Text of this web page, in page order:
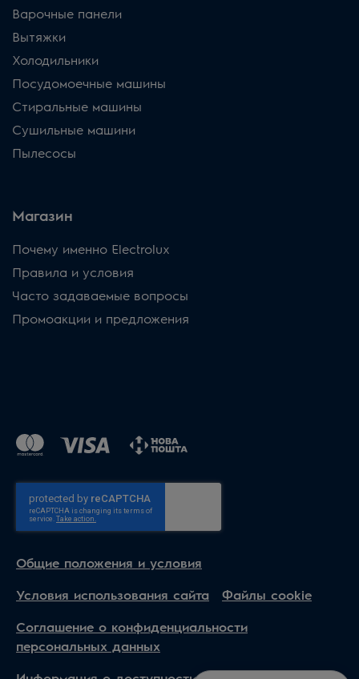
Варочные панели
Вытяжки
Холодильники
Посудомоечные машины
Стиральные машины
Сушильные машини
Пылесосы
Магазин
Почему именно Electrolux
Правила и условия
Часто задаваемые вопросы
Промоакции и предложения
Общие положения и условия
Условия использования сайта
Файлы cookie
Соглашение о конфиденциальности
персональных данных